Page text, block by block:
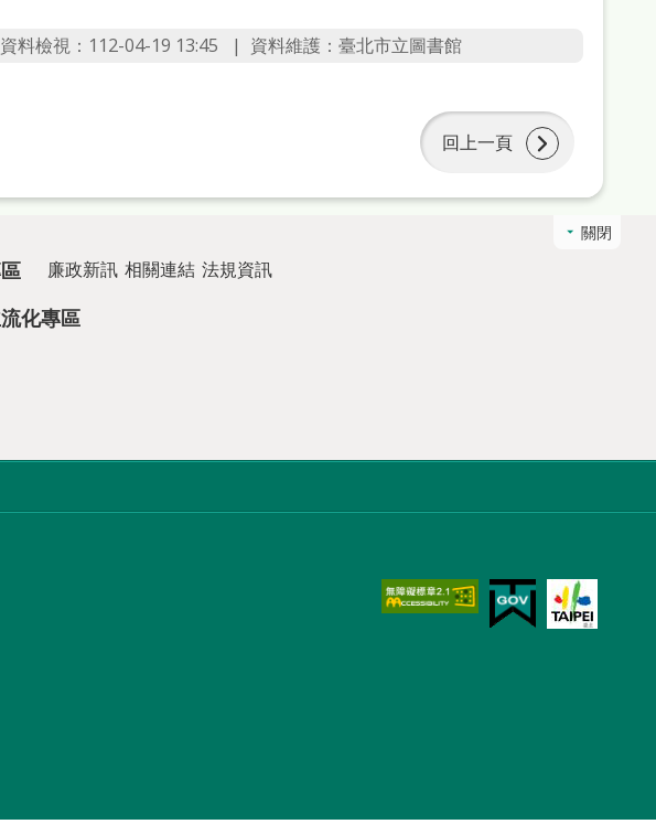
資料檢視：112-04-19 13:45 資料維護：臺北市立圖書館
回上一頁
關閉
廉政新訊 相關連結 法規資訊
化專區